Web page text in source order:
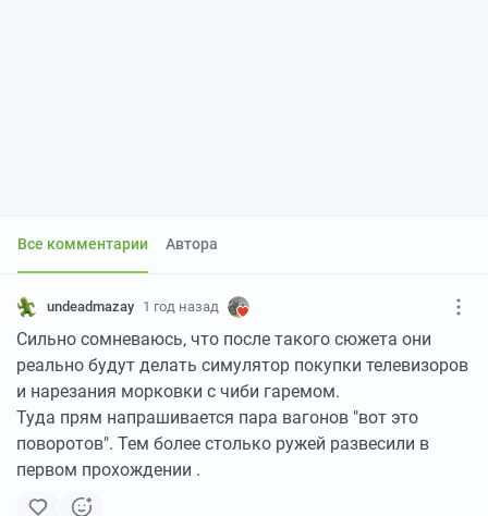
Все комментарии Автора
undeadmazay 1 год назад
Сильно сомневаюсь, что после такого сюжета они
реально будут делать симулятор покупки телевизоров
и нарезания морковки с чиби гаремом.
Туда прям напрашивается пара вагонов "вот это
поворотов". Тем более столько ружей развесили в
первом прохождении .